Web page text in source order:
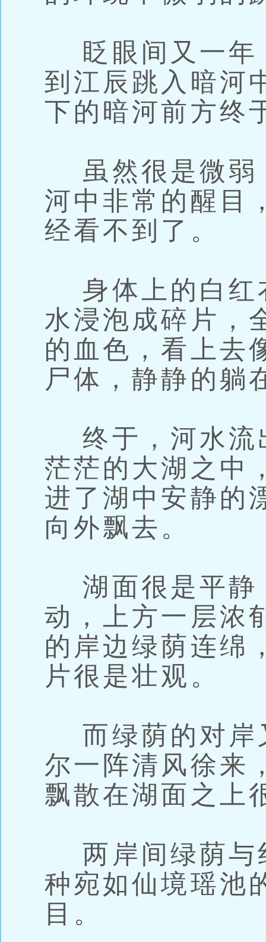
眨眼间又一年
到江辰跳入暗河
下的暗河前方终
虽然很是微弱
河中非常的醒目
经看不到了。
身体上的白红
水浸泡成碎片，
的血色，看上去
尸体，静静的躺
终于，河水流
茫茫的大湖之中
进了湖中安静的
向外飘去。
湖面很是平静
动，上方一层浓
的岸边绿荫连绵
片很是壮观。
而绿荫的对岸
尔一阵清风徐来
飘散在湖面之上
两岸间绿荫与
种宛如仙境瑶池
目。